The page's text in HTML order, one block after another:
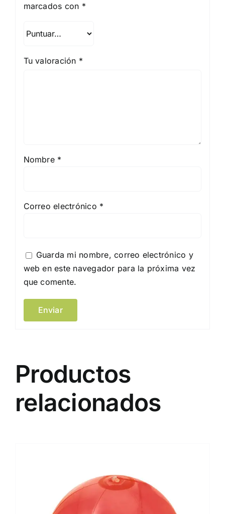
marcados con *
Tu valoración *
Nombre *
Correo electrónico *
Guarda mi nombre, correo electrónico y
web en este navegador para la próxima vez
que comente.
Productos
relacionados